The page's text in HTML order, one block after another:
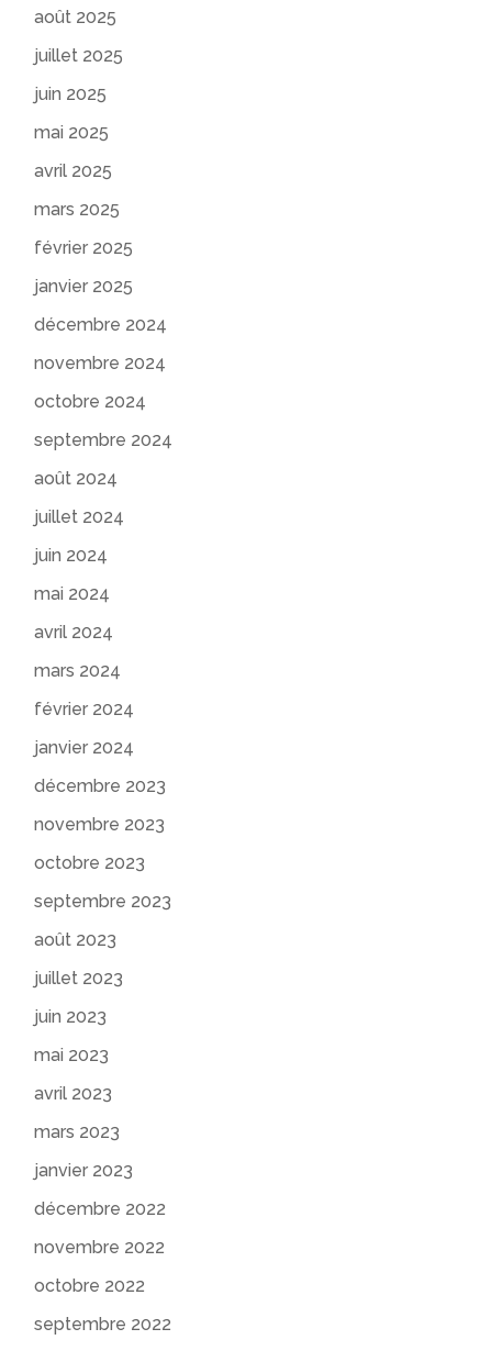
août 2025
juillet 2025
juin 2025
mai 2025
avril 2025
mars 2025
février 2025
janvier 2025
décembre 2024
novembre 2024
octobre 2024
septembre 2024
août 2024
juillet 2024
juin 2024
mai 2024
avril 2024
mars 2024
février 2024
janvier 2024
décembre 2023
novembre 2023
octobre 2023
septembre 2023
août 2023
juillet 2023
juin 2023
mai 2023
avril 2023
mars 2023
janvier 2023
décembre 2022
novembre 2022
octobre 2022
septembre 2022